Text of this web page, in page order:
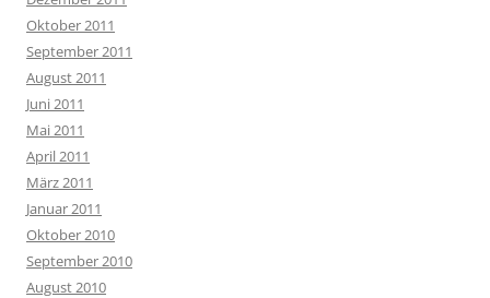
Oktober 2011
September 2011
August 2011
Juni 2011
Mai 2011
April 2011
März 2011
Januar 2011
Oktober 2010
September 2010
August 2010